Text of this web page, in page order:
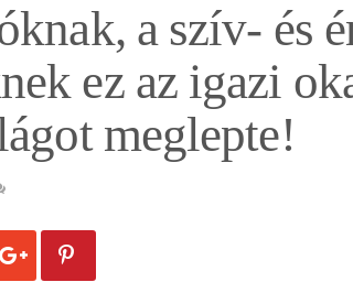
a szív- és
ez az igazi
meglepte!